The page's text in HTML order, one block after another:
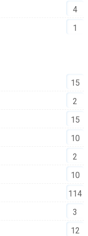
4
1
15
2
15
10
2
10
114
3
12